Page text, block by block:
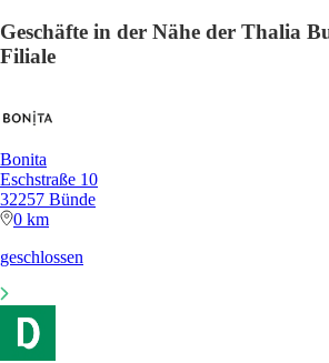
Geschäfte in der Nähe der Thalia
Filiale
Bonita
Eschstraße 10
32257 Bünde
0 km
geschlossen